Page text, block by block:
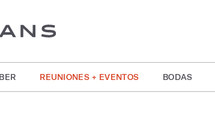
REUNIONES + EVENTOS BODAS